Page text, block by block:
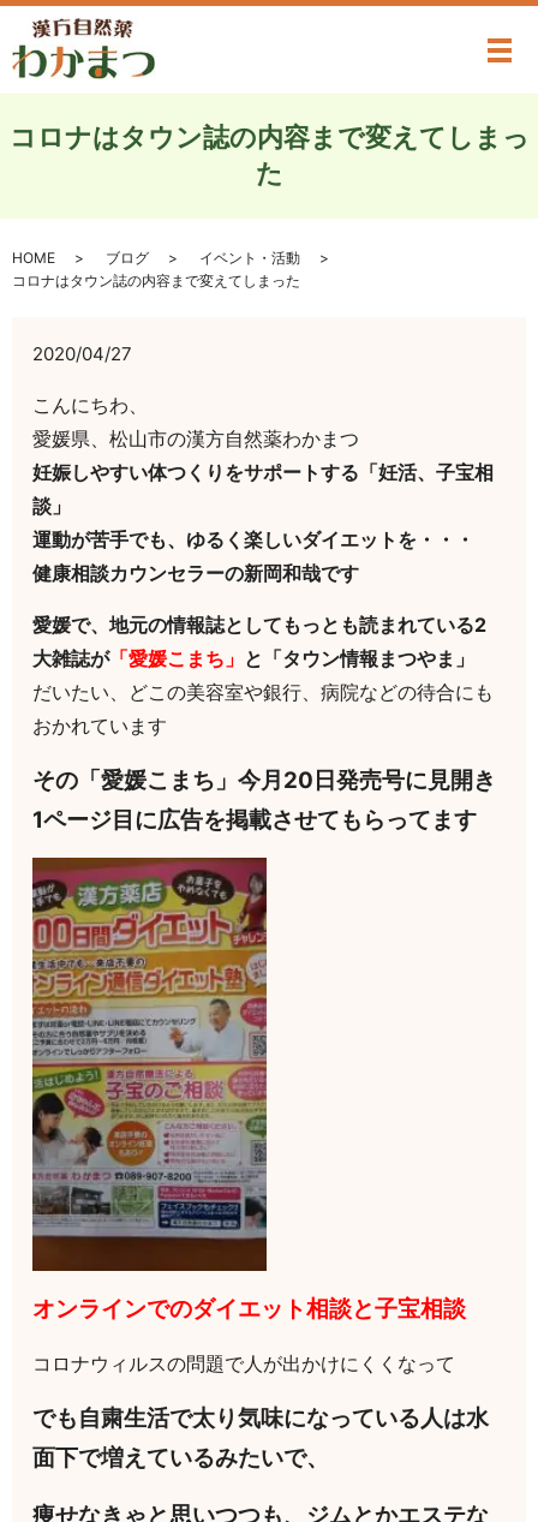
メ
コロナはタウン誌の内容まで変えてしまっ
た
HOME ブログ
イベント・活動
コロナはタウン誌の内容まで変えてしまった
2020/04/27
こんにちわ、
愛媛県、松山市の漢方自然薬わかまつ
妊娠しやすい体つくりをサポートする「妊活、子宝相
談」
運動が苦手でも、ゆるく楽しいダイエットを・・・
健康相談カウンセラーの新岡和哉です
愛媛で、地元の情報誌としてもっとも読まれている2
大雑誌が「愛媛こまち」 と「タウン情報まつやま」
だいたい、どこの美容室や銀行、病院などの待合にも
おかれています
その「愛媛こまち」今月20日発売号に見開き
1ページ目に広告を掲載させてもらってます
オンラインでのダイエット相談と子宝相談
コロナウィルスの問題で人が出かけにくくなって
でも自粛生活で太り気味になっている人は水
面下で増えているみたいで、
痩せなきゃと思いつつも、ジムとかエステな